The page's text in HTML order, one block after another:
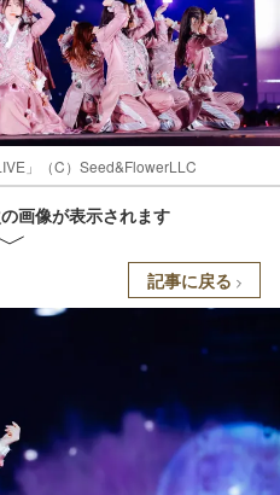
」（C）Seed&FlowerLLC
画像が表示されます
記事に戻る